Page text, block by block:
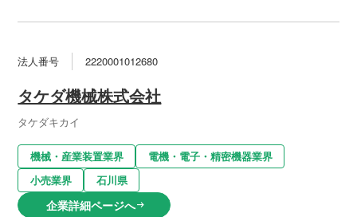
法人番号 2220001012680
タケダ機械株式会社
タケダキカイ
機械・産業装置業界
電機・電子・精密機器業界
小売業界
石川県
企業詳細ページへarrow_right_alt